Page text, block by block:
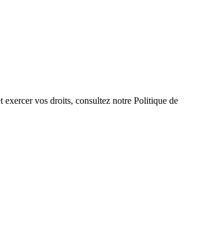
exercer vos droits, consultez notre Politique de